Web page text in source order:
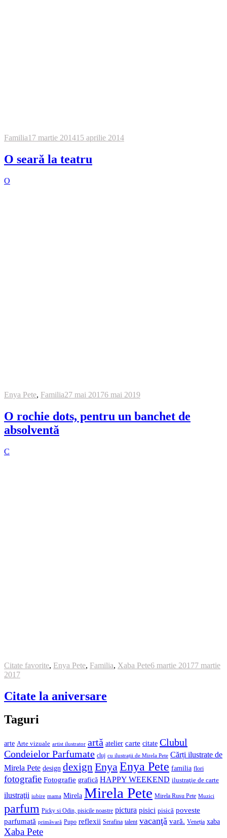
Familia17 martie 201415 aprilie 2014
O seară la teatru
O
Enya Pete, Familia27 mai 20176 mai 2019
O rochie dots, pentru un banchet de
absolventă
C
Citate favorite, Enya Pete, Familia, Xaba Pete6 martie 20177 martie
2017
Citate la aniversare
Taguri
arte Arte vizuale artist ilustrator artă atelier carte citate Clubul
Condeielor Parfumate cluj cu ilustrații de Mirela Pete Cărți ilustrate de
Mirela Pete design dexign EnyaEnya Pete familia flori
fotografie Fotografie grafică HAPPY WEEKEND ilustraţie de carte
ilustraţii iubire mama Mirela Mirela Pete Mirela Rusu Pete Muzici
parfum Picky si Odin, pisicile noastre pictura pisici pisică poveste
parfumată primăvară Pupo reflexii Serafina talent vacanţă vară. Veneția xaba
Xaba Pete